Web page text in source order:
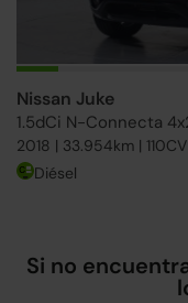
Nissan Juke
1.5dCi N-Connecta
2018 | 33.954km |
Diésel
Si no